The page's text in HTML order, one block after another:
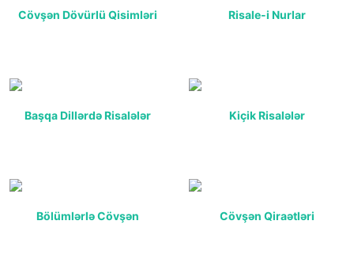
Cövşən Dövürlü Qisimləri Risale-i Nurlar
Başqa Dillərdə Risalələr Kiçik Risalələr
Bölümlərlə Cövşən Cövşən Qiraətləri